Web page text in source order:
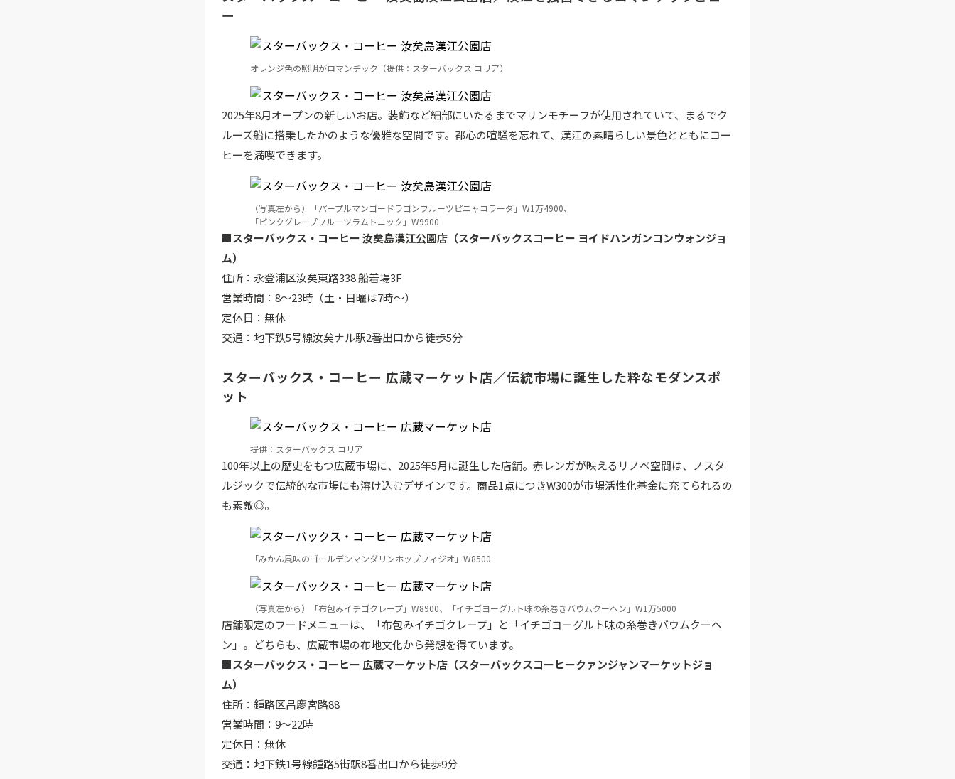
ー
オレンジ色の照明がロマンチック（提供：スターバックス コリア）
2025年8月オープンの新しいお店。装飾など細部にいたるまでマリンモチーフが使用されていて、まるでク
ルーズ船に搭乗したかのような優雅な空間です。都心の喧騒を忘れて、漢江の素晴らしい景色とともにコー
ヒーを満喫できます。
（写真左から）「パープルマンゴードラゴンフルーツピニャコラーダ」W1万4900、
「ピンクグレープフルーツラムトニック」W9900
■スターバックス・コーヒー 汝矣島漢江公園店（スターバックスコーヒー ヨイドハンガンコンウォンジョ
ム）
住所：永登浦区汝矣東路338 船着場3F
営業時間：8～23時（土・日曜は7時～）
定休日：無休
交通：地下鉄5号線汝矣ナル駅2番出口から徒歩5分
スターバックス・コーヒー 広蔵マーケット店／伝統市場に誕生した粋なモダンスポ
ット
提供：スターバックス コリア
100年以上の歴史をもつ広蔵市場に、2025年5月に誕生した店舗。赤レンガが映えるリノベ空間は、ノスタ
ルジックで伝統的な市場にも溶け込むデザインです。商品1点につきW300が市場活性化基金に充てられるの
も素敵◎。
「みかん風味のゴールデンマンダリンホップフィジオ」W8500
（写真左から）「布包みイチゴクレープ」W8900、「イチゴヨーグルト味の糸巻きバウムクーヘン」W1万5000
店舗限定のフードメニューは、「布包みイチゴクレープ」と「イチゴヨーグルト味の糸巻きバウムクーヘ
ン」。どちらも、広蔵市場の布地文化から発想を得ています。
■スターバックス・コーヒー 広蔵マーケット店（スターバックスコーヒークァンジャンマーケットジョ
ム）
住所：鍾路区昌慶宮路88
営業時間：9～22時
定休日：無休
交通：地下鉄1号線鍾路5街駅8番出口から徒歩9分